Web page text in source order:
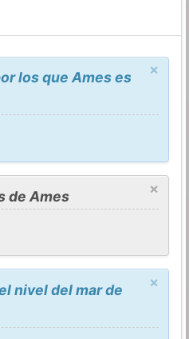
×
los que Ames es
×
de Ames
×
nivel del mar de